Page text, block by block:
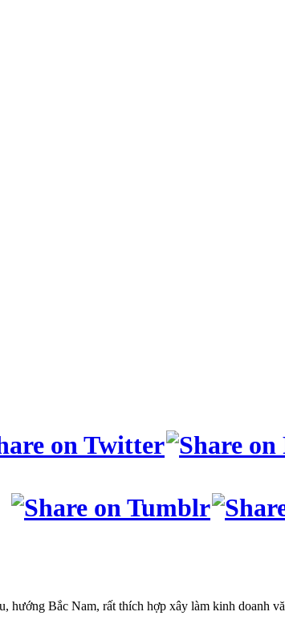
Bắc Nam, rất thích hợp xây làm kinh doanh